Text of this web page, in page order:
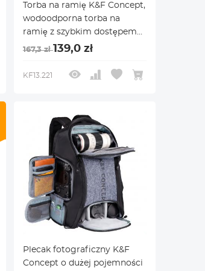
Torba na ramię K&F Concept,
wodoodporna torba na
ramię z szybkim dostępem
do
z twardą obudową i
167,3 zł139,0 zł
KF13.221
Plecak fotograficzny K&F
Concept o dużej pojemności